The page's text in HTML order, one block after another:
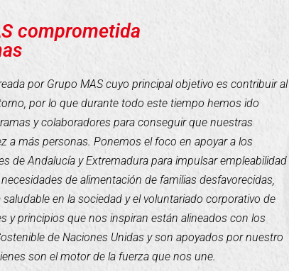
comprometida
por Grupo MAS cuyo principal objetivo es contribuir al
por lo que durante todo este tiempo hemos ido
y colaboradores para conseguir que nuestras
a más personas. Ponemos el foco en apoyar a los
de Andalucía y Extremadura para impulsar empleabilidad
de alimentación de familias desfavorecidas,
en la sociedad y el voluntariado corporativo de
y principios que nos inspiran están alineados con los
de Naciones Unidas y son apoyados por nuestro
son el motor de la fuerza que nos une.